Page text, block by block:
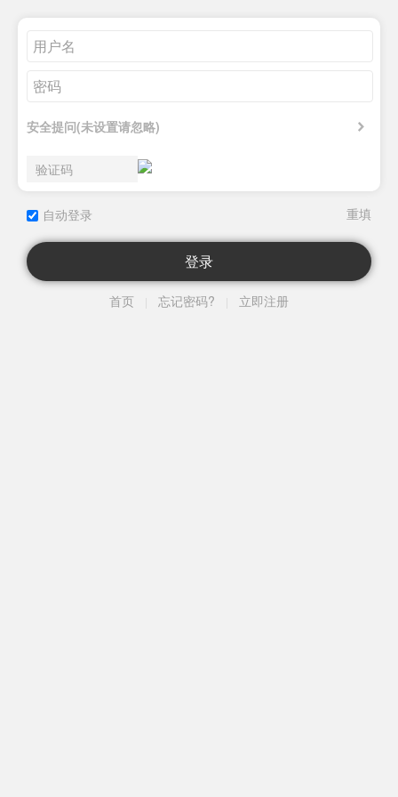
安全提问(未设置请忽略)
自动登录
登录
首页 忘记密码? 立即注册